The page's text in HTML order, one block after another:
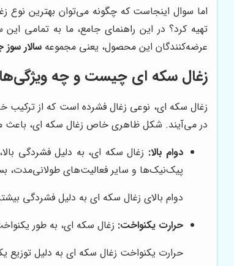
اما سوال اینجاست که چگونه می‌توان بهترین نوع
تهیه کرد؟ در این راهنمای جامع، ما به تمامی
عرضه‌کنندگان این محصول، یعنی مجموعه سالار
زغال سکه ای چیست و چه
زغال سکه ای، نوعی زغال فشرده است که از
در می‌آیند. شکل ظاهری خاص زغال سکه ای، باعث
دوام بالا: زغال سکه ای، به دلیل فشردگی
پیک‌نیک‌ها و سایر فعالیت‌های طولانی‌مدت،
دوام بالای زغال سکه ای به دلیل فشردگی
حرارت یکنواخت: زغال سکه ای، به طور
حرارت یکنواخت زغال سکه ای به دلیل